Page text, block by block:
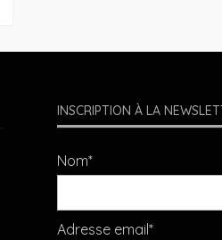
INSCRIPTION À LA
Nom*
Adresse email*